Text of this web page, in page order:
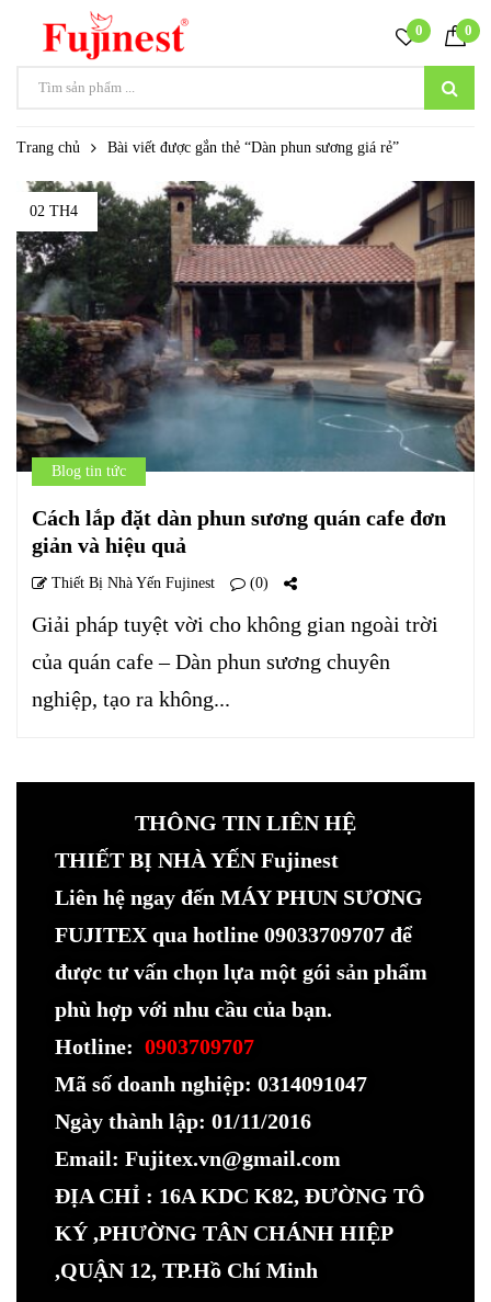
0 0
Trang chủ Bài viết được gắn thẻ “Dàn phun sương giá rẻ”
02 TH4
Blog tin tức
Cách lắp đặt dàn phun sương quán cafe đơn
giản và hiệu quả
Thiết Bị Nhà Yến Fujinest (0)
Giải pháp tuyệt vời cho không gian ngoài trời
của quán cafe – Dàn phun sương chuyên
nghiệp, tạo ra không...
THÔNG TIN LIÊN HỆ
THIẾT BỊ NHÀ YẾN Fujinest
Liên hệ ngay đến MÁY PHUN SƯƠNG
FUJITEX qua hotline 09033709707 để
được tư vấn chọn lựa một gói sản phẩm
phù hợp với nhu cầu của bạn.
Hotline: 0903709707
Mã số doanh nghiệp: 0314091047
Ngày thành lập: 01/11/2016
Email: Fujitex.vn@gmail.com
ĐỊA CHỈ : 16A KDC K82, ĐƯỜNG TÔ
KÝ ,PHƯỜNG TÂN CHÁNH HIỆP
,QUẬN 12, TP.Hồ Chí Minh